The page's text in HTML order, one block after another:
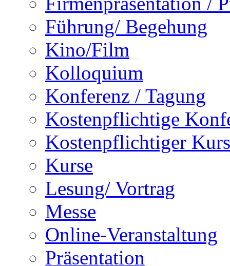
Führung/ Begehung
Kino/Film
Kolloquium
Konferenz / Tagung
Kostenpflichtige
Kostenpflichtiger Kurs
Kurse
Lesung/ Vortrag
Messe
Online-Veranstaltung
Präsentation